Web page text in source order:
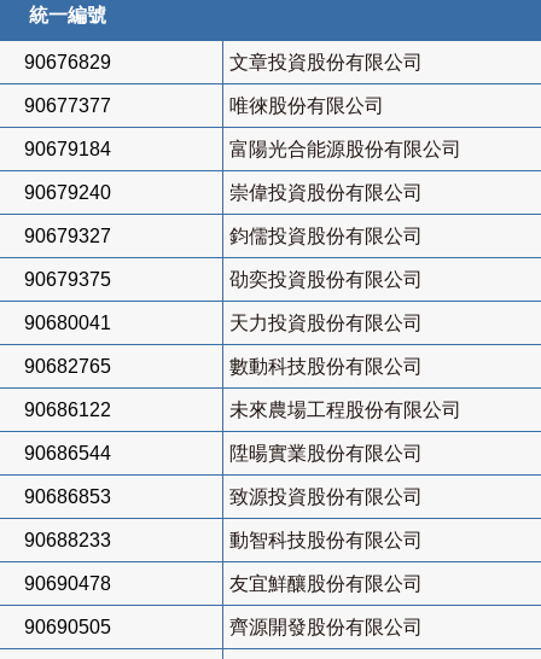
統一編號
90676829 文章投資股份有限公司
90677377 唯徠股份有限公司
90679184 富陽光合能源股份有限公司
90679240 崇偉投資股份有限公司
90679327 鈞儒投資股份有限公司
90679375 劭奕投資股份有限公司
90680041 天力投資股份有限公司
90682765 數動科技股份有限公司
90686122 未來農場工程股份有限公司
90686544 陞暘實業股份有限公司
90686853 致源投資股份有限公司
90688233 動智科技股份有限公司
90690478 友宜鮮釀股份有限公司
90690505 齊源開發股份有限公司